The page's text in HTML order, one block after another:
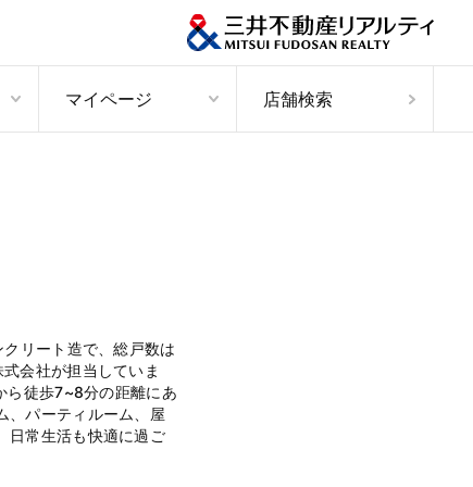
マイページ 店舗検索
リート造で、総戸数は
会社が担当していま
ら徒歩7~8分の距離にあ
、パーティルーム、屋
日常生活も快適に過ご